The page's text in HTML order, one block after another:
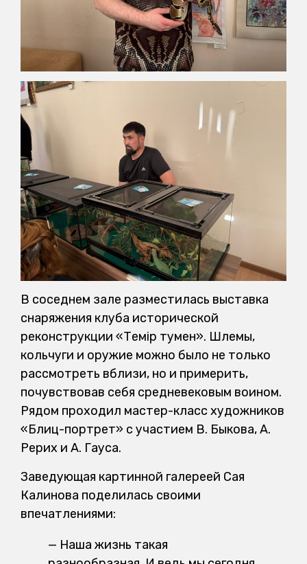
В соседнем зале разместилась выставка
снаряжения клуба исторической
реконструкции «Темір тумен». Шлемы,
кольчуги и оружие можно было не только
рассмотреть вблизи, но и примерить,
почувствовав себя средневековым воином.
Рядом проходил мастер-класс художников
«Блиц-портрет» с участием В. Быкова, А.
Рерих и А. Гауса.
Заведующая картинной галереей Сая
Калинова поделилась своими
впечатлениями:
— Наша жизнь такая